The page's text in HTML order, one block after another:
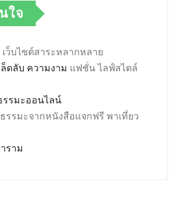
ใจ
เว็บไซต์สาระหลากหลาย
ดลับ ความงาม แฟชั่น ไลฟ์สไตล์
รรมะออนไลน์
ธรรมะจากหนังสือแจกฟรี พาเที่ยว
ราม